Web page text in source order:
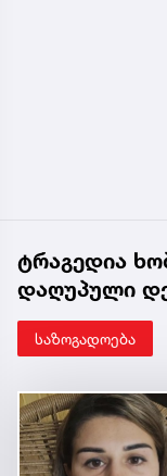
ტრაგედია
დაღუპული
საზოგადოება